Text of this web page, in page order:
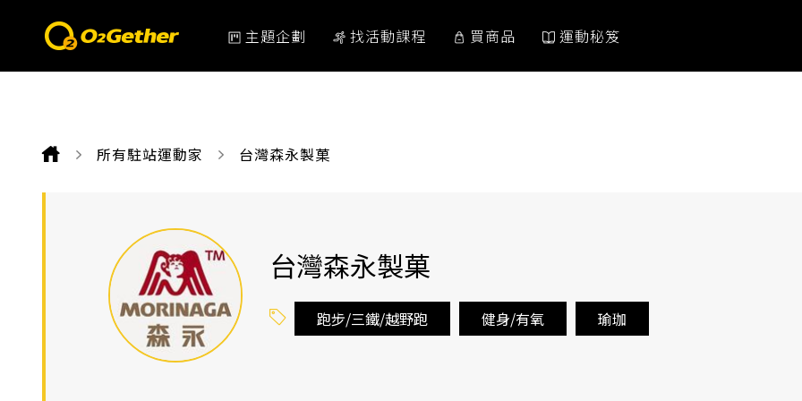
主題企劃 找活動課程 買商品 運動秘笈
所有駐站運動家 CURRENT:
台灣森永製菓
台灣森永製菓
跑步/三鐵/越野跑 健身/有氧 瑜珈